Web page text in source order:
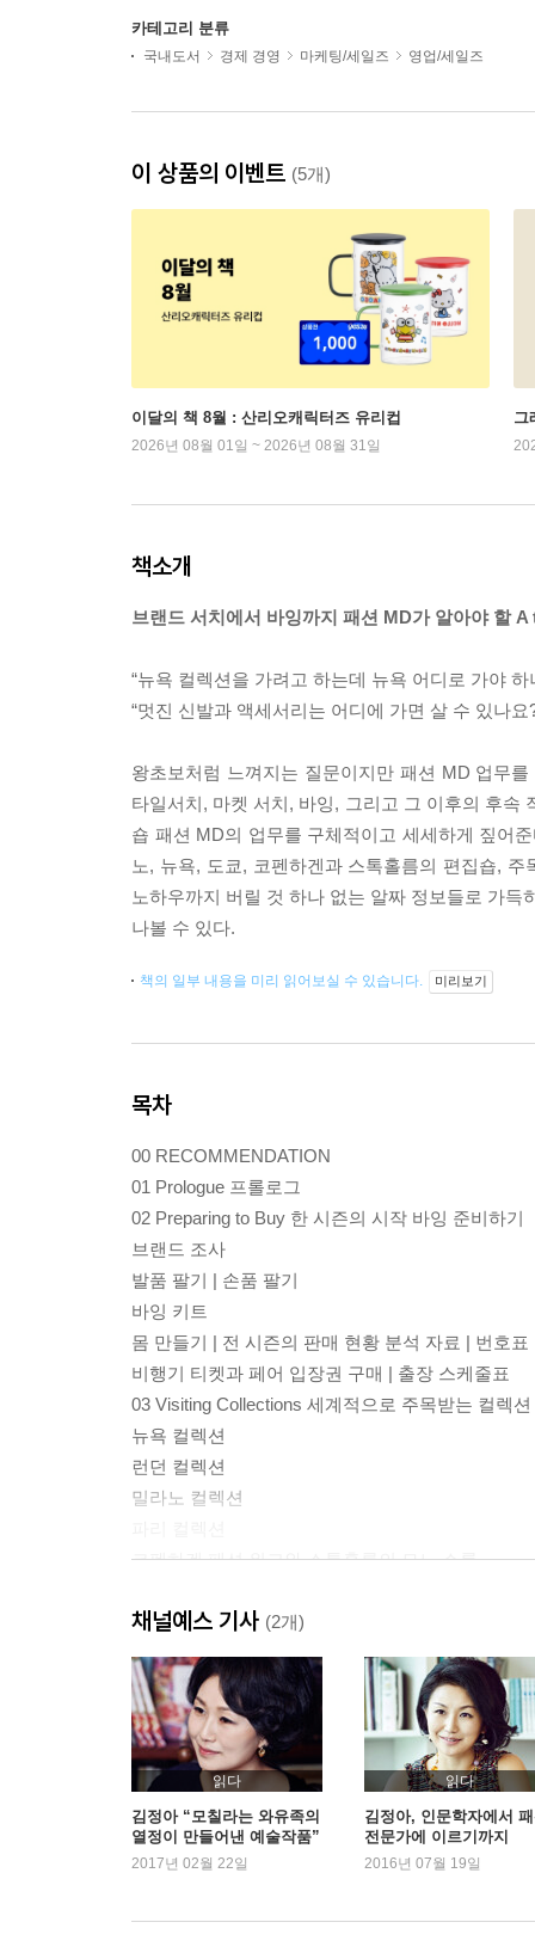
카테고리 분류
국내도서 경제 경영 마케팅/세일즈 영업/세일즈
이 상품의 이벤트 (5개)
이달의 책 8월 : 산리오캐릭터즈 유리컵
2026년 08월 01일 ~ 2026년 08월 31일
그
책소개
브랜드 서치에서 바잉까지 패션 MD가 알아야 할 A
“뉴욕 컬렉션을 가려고 하는데 뉴욕 어디로 가야 하
“멋진 신발과 액세서리는 어디에 가면 살 수 있나요
왕초보처럼 느껴지는 질문이지만 패션 MD 업무
타일서치, 마켓 서치, 바잉, 그리고 그 이후의 후속
숍 패션 MD의 업무를 구체적이고 세세하게 짚어
노, 뉴욕, 도쿄, 코펜하겐과 스톡홀름의 편집숍,
노하우까지 버릴 것 하나 없는 알짜 정보들로 가
나볼 수 있다.
책의 일부 내용을 미리 읽어보실 수 있습니다. 미리보기
목차
00 RECOMMENDATION
01 Prologue 프롤로그
02 Preparing to Buy 한 시즌의 시작 바잉 준비하기
브랜드 조사
발품 팔기 | 손품 팔기
바잉 키트
몸 만들기 | 전 시즌의 판매 현황 분석 자료 | 번호
비행기 티켓과 페어 입장권 구매 | 출장 스케줄표
03 Visiting Collections 세계적으로 주목받는 컬렉
뉴욕 컬렉션
런던 컬렉션
밀라노 컬렉션
코펜하겐 패션 위크와 스톡홀름의 모노 쇼룸
04 Market Research 생생한 배움의 장 시장조사 하
뉴욕
special tip 슈퍼엠디가 추천하는 뉴욕의 레스토랑
파리
special tip 슈퍼엠디가 추천하는 파리의 레스토랑
밀라노
도쿄
special tip 슈퍼엠디가 추천하는 도쿄의 레스토랑
스톡홀름
채널예스 기사 (2개)
읽다
김정아 “모칠라는 와유족의
열정이 만들어낸 예술작품”
2017년 02월 22일
읽다
김정아, 인문학자에서
전문가에 이르기까지
2016년 07월 19일